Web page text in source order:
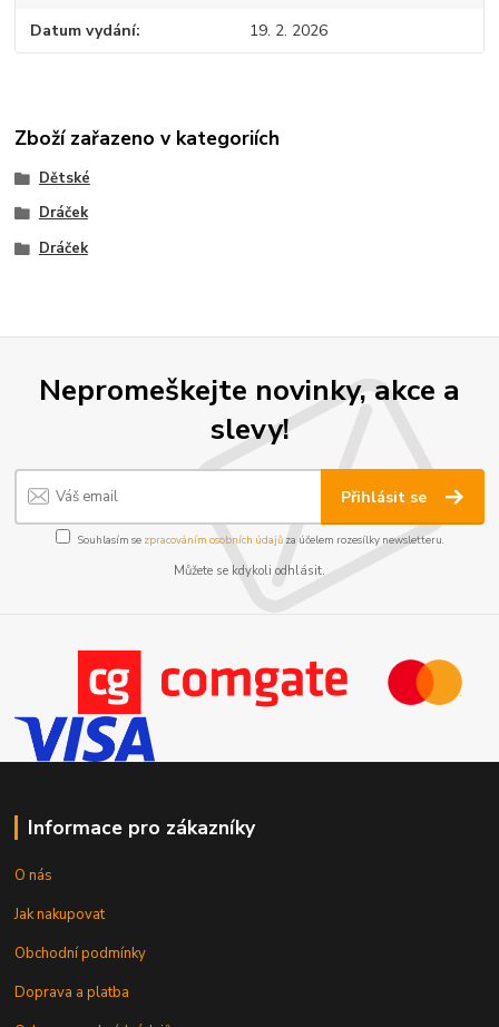
Datum vydání 19. 2. 2026
Zboží zařazeno v kategoriích
Dětské
Dráček
Dráček
Nepromeškejte novinky, akce a
slevy!
Přihlásit se
Souhlasím se zpracováním osobních údajůza účelem rozesílky newsletteru.
Můžete se kdykoli odhlásit.
Informace pro zákazníky
O nás
Jak nakupovat
Obchodní podmínky
Doprava a platba